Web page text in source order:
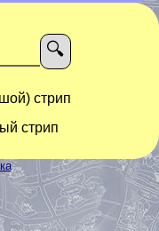
стрип
стрип